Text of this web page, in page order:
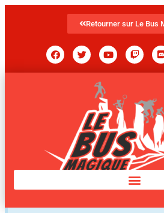
Retourner sur Le Bus